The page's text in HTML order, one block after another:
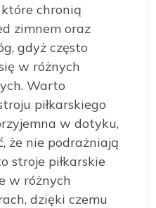
chronią
zimnem oraz
gdyż często
w różnych
Warto
piłkarskiego
w dotyku,
że nie podrażniają
stroje piłkarskie
w różnych
dzięki czemu